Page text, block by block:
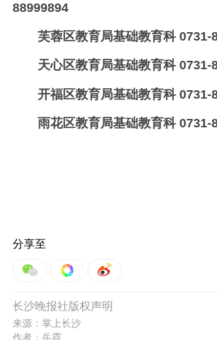
88999894
芙蓉区教育局基础教育科 0731-
天心区教育局基础教育科 0731-
开福区教育局基础教育科 0731-
雨花区教育局基础教育科 0731-
分享至
长沙晚报社版权声明
来源：掌上长沙
作者：岳霞